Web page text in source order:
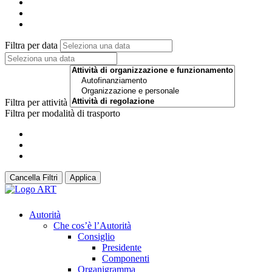
Filtra per data
Filtra per attività
Filtra per modalità di trasporto
Cancella Filtri Applica
Autorità
Che cos’è l’Autorità
Consiglio
Presidente
Componenti
Organigramma